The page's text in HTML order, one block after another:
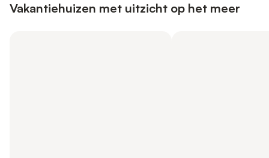
Vakantiehuizen met uitzicht op het meer